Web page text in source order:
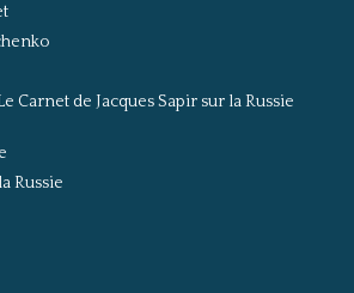
Carnet de Jacques Sapir sur la Russie
Russie